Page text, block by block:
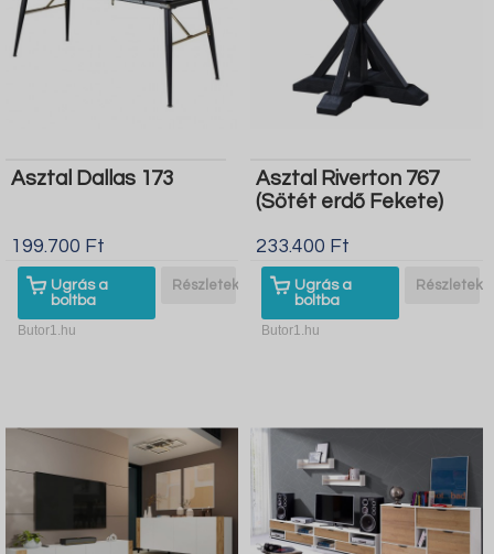
Asztal Dallas 173
199.700 Ft
Ugrás a
boltba
Részletek
Butor1.hu
Asztal Riverton 767
(Sötét erdő Fekete)
233.400 Ft
Ugrás a
boltba
Részletek
Butor1.hu